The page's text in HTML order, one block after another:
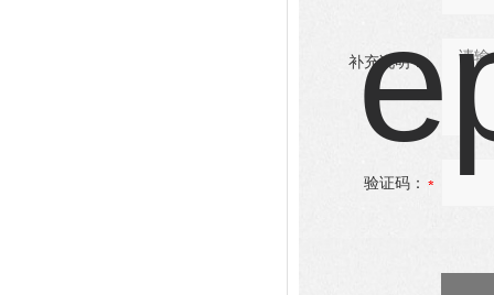
补充说明：
验证码：